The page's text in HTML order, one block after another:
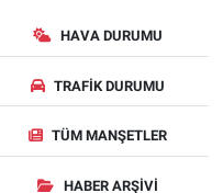
HAVA DURUMU
TRAFIK DURUMU
TÜM MANŞETLER
HABER ARŞIVI